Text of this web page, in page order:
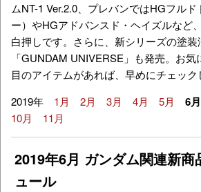
ムNT-1 Ver.2.0、プレバンではHGフル
ー）やHGアドバンスド・ヘイズルなど
白押しです。さらに、新シリーズの塗
「GUNDAM UNIVERSE」も発売。 お気
目のアイテムがあれば、早めにチェック
2019年 1月 2月 3月 4月 5月 6月
10月
11月
2019年6月 ガンダム関連新
ュール